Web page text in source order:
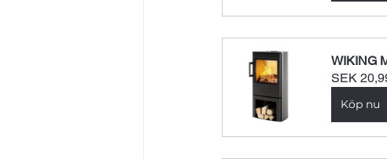
WIKING
SEK
Köp nu